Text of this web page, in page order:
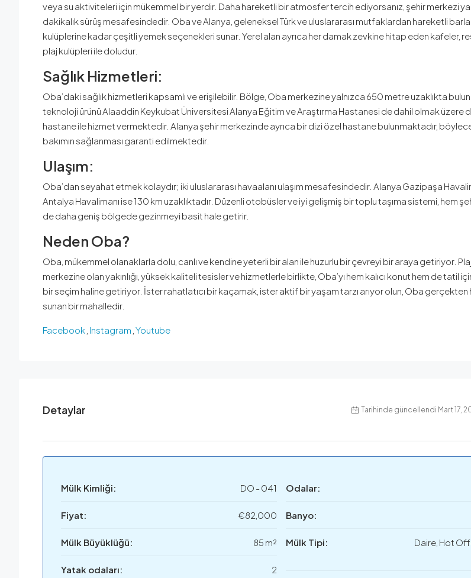
veya su aktiviteleri için mükemmel bir yerdir. Daha hareketli bir atmosfer tercih ediyorsanız, şehir merkezi
dakikalık sürüş mesafesindedir. Oba ve Alanya, geleneksel Türk ve uluslararası mutfaklardan hareketli
kulüplerine kadar çeşitli yemek seçenekleri sunar. Yerel alan ayrıca her damak zevkine hitap eden kafeler,
plaj kulüpleri ile doludur.
Sağlık Hizmetleri:
Oba’daki sağlık hizmetleri kapsamlı ve erişilebilir. Bölge, Oba merkezine yalnızca 650 metre uzaklıkta
teknoloji ürünü Alaaddin Keykubat Üniversitesi Alanya Eğitim ve Araştırma Hastanesi de dahil olmak üzere
hastane ile hizmet vermektedir. Alanya şehir merkezinde ayrıca bir dizi özel hastane bulunmaktadır,
bakımın sağlanması garanti edilmektedir.
Ulaşım:
Oba’dan seyahat etmek kolaydır; iki uluslararası havaalanı ulaşım mesafesindedir. Alanya Gazipaşa
Antalya Havalimanı ise 130 km uzaklıktadır. Düzenli otobüsler ve iyi gelişmiş bir toplu taşıma sistemi, hem
de daha geniş bölgede gezinmeyi basit hale getirir.
Neden Oba?
Oba, mükemmel olanaklarla dolu, canlı ve kendine yeterli bir alan ile huzurlu bir çevreyi bir araya getiriyor.
merkezine olan yakınlığı, yüksek kaliteli tesisler ve hizmetlerle birlikte, Oba’yı hem kalıcı konut hem de tatil
bir seçim haline getiriyor. İster rahatlatıcı bir kaçamak, ister aktif bir yaşam tarzı arıyor olun, Oba gerçekten
sunan bir mahalledir.
Facebook Instagram Youtube
Detaylar Tarihinde güncellendi Mart 17,
Mülk Kimliği: DO - 041
Fiyat: €82,000
Mülk Büyüklüğü: 85 m²
Yatak odaları: 2
Odalar:
Banyo:
Mülk Tipi:
Daire, Hot